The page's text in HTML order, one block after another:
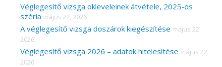
Véglegesítő vizsga okleveleinek átvétele, 2025-ös
széria május 22, 2026
A véglegesítő vizsga doszárok kiegészítése május 22,
2026
Véglegesítő vizsga 2026 – adatok hitelesítése május 22,
2026